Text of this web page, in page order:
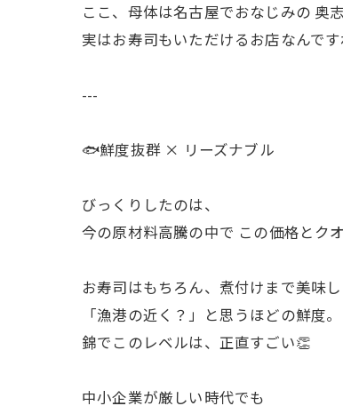
ここ、母体は名古屋でおなじみの 奥
実はお寿司もいただけるお店なんで
---
🐟鮮度抜群 × リーズナブル
びっくりしたのは、
今の原材料高騰の中で この価格とクオ
お寿司はもちろん、煮付けまで美味
「漁港の近く？」と思うほどの鮮度。
錦でこのレベルは、正直すごい👏
中小企業が厳しい時代でも